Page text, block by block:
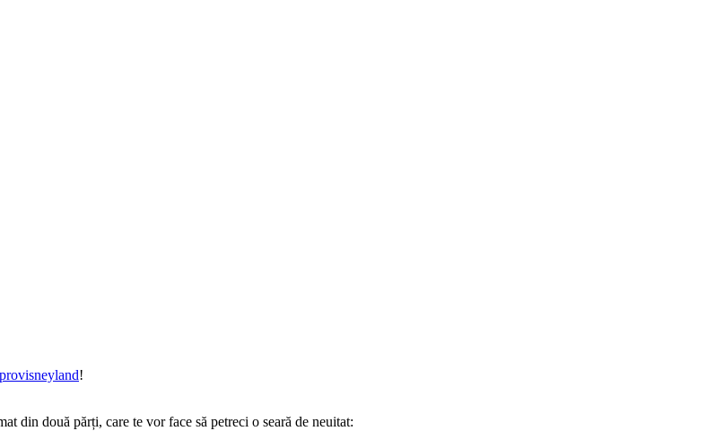
!
din două părți, care te vor face să petreci o seară de neuitat: